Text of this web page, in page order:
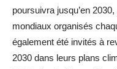
poursuivra jusqu’en
mondiaux organisés
également été invités à
2030 dans leurs plans